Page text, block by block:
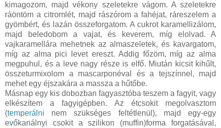
kimagozom, majd vékony szeletekre vágom. A szeletekre
ráöntöm a citromlét, majd rászórom a fahéjat, ráreszelem a
gyömbért, és lazán összeforgatom. A cukrot karamellizálom,
majd beledobom a vajat, és keverem, míg elolvad. A
vajkaramellára mehetnek az almaszeletek, és kavargatom,
míg az alma pici levet ereszt. Addig főzöm, míg az alma
megpuhul, és a leve nagy része is elfő. Miután kicsit kihűlt,
összeturmixolom a mascarponéval és a tejszínnel, majd
mehet egy éjszakára a massza a hűtőbe.
Másnap egy kis dobozban fagyasztóba teszem a fagyit, vagy
elkészítem a fagyigépben. Az étcsokit megolvasztom
(temperálni nem szükséges feltétlenül), majd egy-egy
evőkanálnyi csokit a szilikon (muffin)forma forgatásával,